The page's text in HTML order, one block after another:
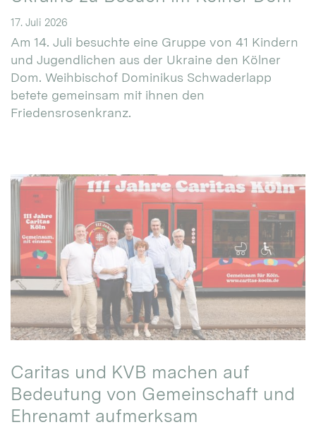
17. Juli 2026
Am 14. Juli besuchte eine Gruppe von 41 Kindern
und Jugendlichen aus der Ukraine den Kölner
Dom. Weihbischof Dominikus Schwaderlapp
betete gemeinsam mit ihnen den
Friedensrosenkranz.
Caritas und KVB machen auf
Bedeutung von Gemeinschaft und
Ehrenamt aufmerksam